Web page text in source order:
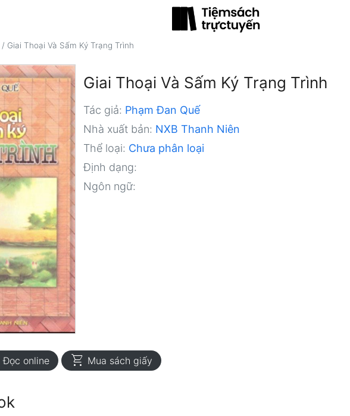
/ Giai Thoại Và Sấm Ký Trạng Trình
Giai Thoại Và Sấm Ký Trạng Trình
Tác giả: Phạm Đan Quế
Nhà xuất bản: NXB Thanh Niên
Thể loại: Chưa phân loại
Định dạng:
Ngôn ngữ:
Đọc online shopping_cart Mua sách giấy